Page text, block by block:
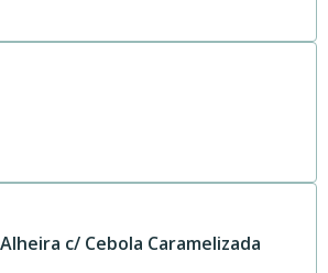
c/ Cebola Caramelizada